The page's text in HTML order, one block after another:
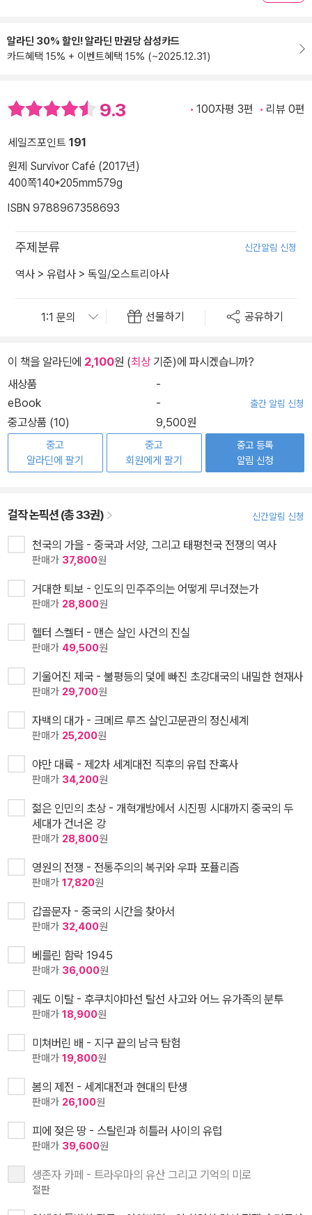
알라딘 30% 할인! 알라딘 만권당 삼성카드
카드혜택 15% + 이벤트혜택 15% (~2025.12.31)
9.3 100자평 3편 리뷰 0편
세일즈포인트 191
원제 Survivor Café (2017년)
400쪽140*205mm579g
ISBN 9788967358693
주제분류 신간알림 신청
역사 > 유럽사 > 독일/오스트리아사
선물하기 공유하기
이 책을 알라딘에 2,100원 (최상기준)에 파시겠습니까?
새상품
-
eBook
- 출간 알림 신청
중고상품 (10) 9,500원
중고
알라딘에 팔기
중고
회원에게 팔기
중고 등록
알림 신청
걸작 논픽션 (총 33권) 신간알림 신청
천국의 가을 - 중국과 서양, 그리고 태평천국 전쟁의 역사
판매가 37,800원
거대한 퇴보 - 인도의 민주주의는 어떻게 무너졌는가
판매가 28,800원
헬터 스켈터 - 맨슨 살인 사건의 진실
판매가 49,500원
기울어진 제국 - 불평등의 덫에 빠진 초강대국의 내밀한 현재사
판매가 29,700원
자백의 대가 - 크메르 루즈 살인고문관의 정신세계
판매가 25,200원
야만 대륙 - 제2차 세계대전 직후의 유럽 잔혹사
판매가 34,200원
젊은 인민의 초상 - 개혁개방에서 시진핑 시대까지 중국의 두
세대가 건너온 강
판매가 28,800원
영원의 전쟁 - 전통주의의 복귀와 우파 포퓰리즘
판매가 17,820원
갑골문자 - 중국의 시간을 찾아서
판매가 32,400원
베를린 함락 1945
판매가 36,000원
궤도 이탈 - 후쿠치야마선 탈선 사고와 어느 유가족의 분투
판매가 18,900원
미쳐버린 배 - 지구 끝의 남극 탐험
판매가 19,800원
봄의 제전 - 세계대전과 현대의 탄생
판매가 26,100원
피에 젖은 땅 - 스탈린과 히틀러 사이의 유럽
판매가 39,600원
생존자 카페 - 트라우마의 유산 그리고 기억의 미로
절판